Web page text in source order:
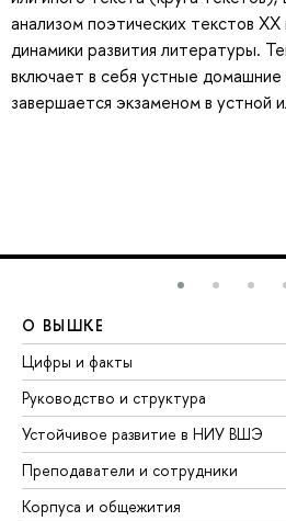
анализом поэтических текстов
динамики развития литературы.
включает в себя устные
завершается экзаменом в устной
О ВЫШКЕ
Цифры и факты
Руководство и структура
Устойчивое развитие в НИУ ВШЭ
Преподаватели и сотрудники
Корпуса и общежития